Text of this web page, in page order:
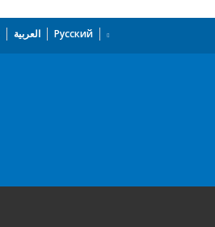
العربية Русский